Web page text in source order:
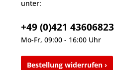
unter:
+49 (0)421 43606823
Mo-Fr, 09:00 - 16:00 Uhr
Bestellung widerrufen ›